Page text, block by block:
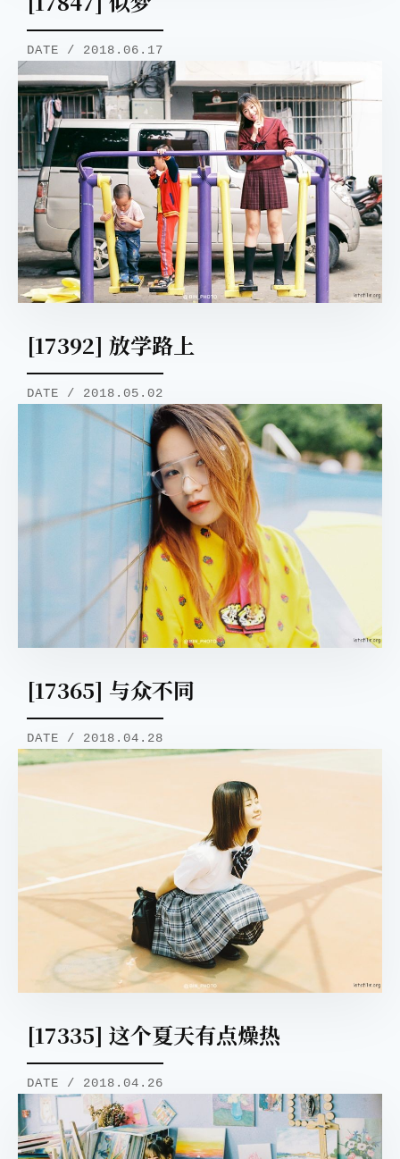
DATE / 2018.06.17
[17392] 放学路上
DATE / 2018.05.02
[17365] 与众不同
DATE / 2018.04.28
[17335] 这个夏天有点燥热
DATE / 2018.04.26